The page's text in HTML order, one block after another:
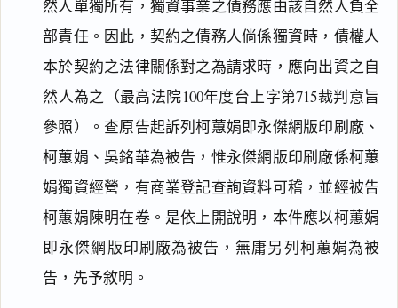
然人單獨所有，獨資事業之債務應由該自然人負全
部責任。因此，契約之債務人倘係獨資時，債權人
本於契約之法律關係對之為請求時，應向出資之自
然人為之（最高法院100年度台上字第715裁判意旨
參照）。查原告起訴列柯蕙娟即永傑網版印刷廠、
柯蕙娟、吳銘華為被告，惟永傑網版印刷廠係柯蕙
娟獨資經營，有商業登記查詢資料可稽，並經被告
柯蕙娟陳明在卷。是依上開說明，本件應以柯蕙娟
即永傑網版印刷廠為被告，無庸另列柯蕙娟為被
告，先予敘明。